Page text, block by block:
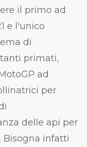
il primo ad
e l'unico
di
tanti primati,
ad
per
delle api per
Bisogna infatti